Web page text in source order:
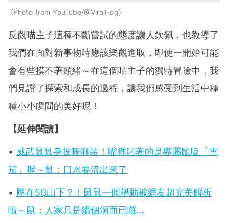
Photo from YouTube/@ViralHog
反觀喵主子這種不斷嘗試的態度讓人欽佩，也教導了
我們在面對新事物時應該樂觀進取，即使一開始可能
會有些摸不著頭緒～在這個喵主子的獨特冒險中，我
們見證了探索和成長的過程，讓我們感受到生活中種
種小小瞬間的美好呢！
【延伸閱讀】
• 威武鼠鼠身披舞獅裝！嘴裡叼著的是專屬鼠版「雪
茄」喔～鼠：口水要流出來了
• 壓在5G山下？！鼠鼠一個舉動被網友超完美解析
啦～鼠：人家只是鑽個洞而已囉…